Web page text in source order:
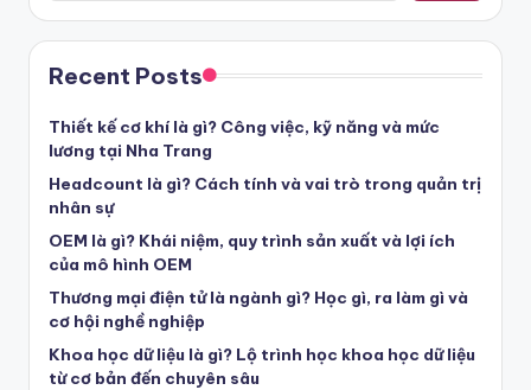
Recent Posts
Thiết kế cơ khí là gì? Công việc, kỹ năng và mức
lương tại Nha Trang
Headcount là gì? Cách tính và vai trò trong quản trị
nhân sự
OEM là gì? Khái niệm, quy trình sản xuất và lợi ích
của mô hình OEM
Thương mại điện tử là ngành gì? Học gì, ra làm gì và
cơ hội nghề nghiệp
Khoa học dữ liệu là gì? Lộ trình học khoa học dữ liệu
từ cơ bản đến chuyên sâu